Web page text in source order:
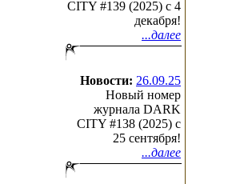
CITY #139 (2025) c 4
декабря!
...далее
Новости: 26.09.25
Новый номер
журнала DARK
CITY #138 (2025) c
25 сентября!
...далее